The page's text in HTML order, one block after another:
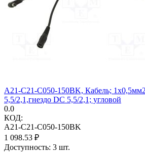
A21-C21-C050-150BK, Кабель;
5,5/2,1,гнездо DC 5,5/2,1; угловой
0.0
КОД:
A21-C21-C050-150BK
1 098.53 ₽
Доступность: 3 шт.